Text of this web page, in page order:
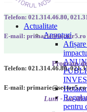
Actualitate
Anunțuri
pentru
Telefon: 021.314.46.80,
E-mail: primarie@sector5.ro
Program
Luni - Joi
Telefon: 021.314.46.80,
E-mail: primarie@sector5.ro